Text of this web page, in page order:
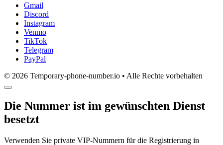
Gmail
Discord
Instagram
Venmo
TikTok
Telegram
PayPal
© 2026 Temporary-phone-number.io • Alle Rechte vorbehalten
Die Nummer ist im gewünschten Dienst
besetzt
Verwenden Sie private VIP-Nummern für die Registrierung in